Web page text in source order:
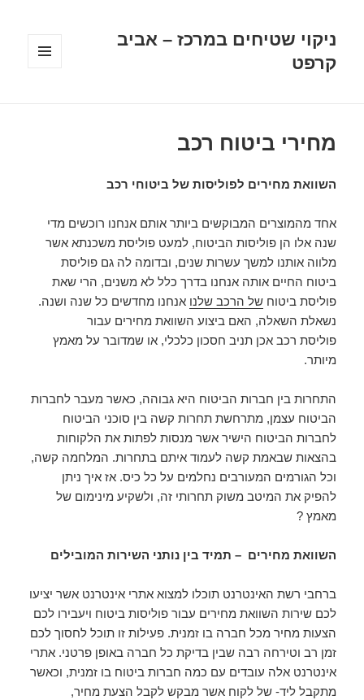
ניקוי שטיחים במרכז – אביב
קרפט
מחירי ביטוח רכב
השוואת מחירים לפוליסות של ביטוחי רכב
אחד מהמוצרים המבוקשים ביותר אותם אנחנו רוכשים מדי
שנה אלו הן פוליסות הביטוח, למעט פוליסת משכנתא אשר
מלווה אותנו למשך עשרות שנים, ובדומה לה גם פוליסת
ביטוח החיים אותה אנחנו בדרך כלל לא משנים, הרי שאת
פוליסת ביטוחשל הרכב שלנו אנחנו מחדשים כל שנה ושנה.
נשאלת השאלה, האם ביצוע השוואת מחירים עבור
פוליסת רכב אכן תניב חסכון כלכלי, או שמדובר על מאמץ
מיותר.
התחרות בין חברות הביטוח היא גבוהה, כאשר מעבר לחברות
הביטוח עצמן, מתרחשת תחרות קשה בין סוכני הביטוח
לחברות הביטוח הישיר אשר מנסות לפתות את הלקוחות
בהצאות שבאמת קשה לעמוד איתם בתחרות. המלחמה קשה,
וכל הגורמים המעורבים נחלמים על כל כיס. אז איך ניתן
להפיק את המיטב משוק תחרותי זה, ולשקיע מינימום של
מאמץ ?
השוואת מחירים – תמיד בין נותני השירות המובילים
ברחבי רשת האינטרנט תוכלו למצוא אתרי אינטרנט אשר יציעו
לכם שירות השוואת מחירים עבור פוליסות ביטוח ויעבירו לכם
הצעות מחיר מכל חברה בו זמנית. פעילות זו תוכל לחסוך לכם
זמן רב וטירחה רבה שבין בדיקת כל חברה באופן פרטני. אתרי
אינטרנט אלה עובדים עם כמה חברות ביטוח בו זמנית, וכאשר
מתקבל ליד- של לקוח אשר מבקש לקבל הצעת מחיר,